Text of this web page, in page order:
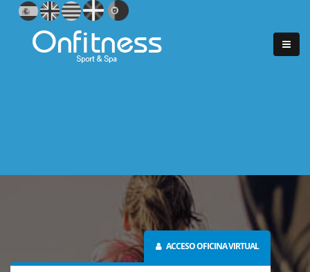
ACCESO OFICINA VIRTUAL